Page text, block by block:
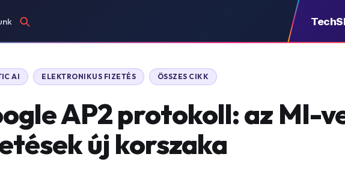
AI ELEKTRONIKUS FIZETÉS ÖSSZES CIKK
AP2 protokoll: az MI-
új korszaka